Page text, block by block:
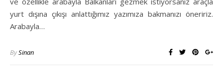
yurt dışına çıkışı anlattığımız yazımıza bakmanızı öneririz.
Arabayla…
BySinan